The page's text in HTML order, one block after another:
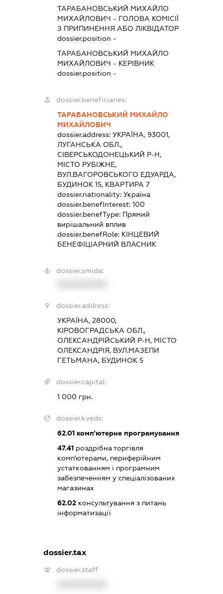
ТАРАБАНОВСЬКИЙ МИХАЙЛО
МИХАЙЛОВИЧ - ГОЛОВА КОМІСІЇ
З ПРИПИНЕННЯ АБО ЛІКВІДАТОР
dossier.position -
ТАРАБАНОВСЬКИЙ МИХАЙЛО
МИХАЙЛОВИЧ - КЕРІВНИК
dossier.position -
dossier.beneficiaries:
ТАРАБАНОВСЬКИЙ МИХАЙЛО
МИХАЙЛОВИЧ
dossier.address: УКРАЇНА, 93001,
ЛУГАНСЬКА ОБЛ.,
СІВЕРСЬКОДОНЕЦЬКИЙ Р-Н,
МІСТО РУБІЖНЕ,
ВУЛ.ВАГОРОВСЬКОГО ЕДУАРДА,
БУДИНОК 15, КВАРТИРА 7
dossier.nationality: Україна
dossier.benefInterest: 100
dossier.benefType: Прямий
вирішальний вплив
dossier.benefRole: КІНЦЕВИЙ
БЕНЕФІЦІАРНИЙ ВЛАСНИК
dossier.smida:
dossier.address:
УКРАЇНА, 28000,
КІРОВОГРАДСЬКА ОБЛ.,
ОЛЕКСАНДРІЙСЬКИЙ Р-Н, МІСТО
ОЛЕКСАНДРІЯ, ВУЛ.МАЗЕПИ
ГЕТЬМАНА, БУДИНОК 5
dossier.capital:
1 000 грн.
dossier.kveds:
62.01комп'ютерне програмування
47.41роздрібна торгівля
комп'ютерами, периферійним
устаткованням і програмним
забезпеченням у спеціалізованих
магазинах
62.02консультування з питань
інформатизації
dossier.tax
dossier.staff